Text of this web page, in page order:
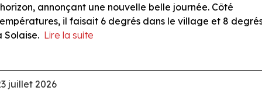
annonçant une nouvelle belle journée. Côté
il faisait 6 degrés dans le village et 8
Solaise. Lire la suite
juillet 2026